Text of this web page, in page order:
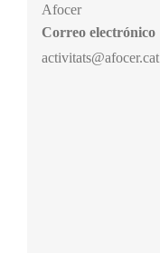
Afocer
Correo electrónico
activitats@afocer.cat